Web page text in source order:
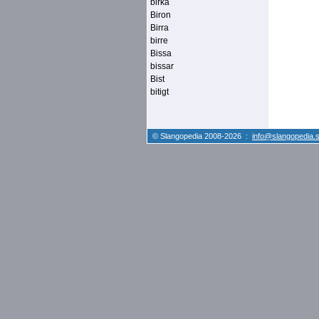
birka
Biron
Birra
birre
Bissa
bissar
Bist
bitigt
© Slangopedia 2008-2026 :